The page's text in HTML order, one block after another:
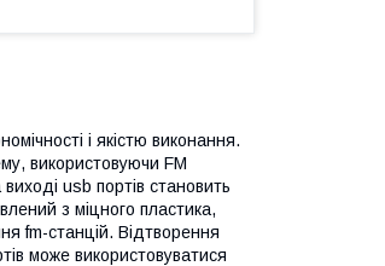
і якістю виконання.
використовуючи FM
usb портів становить
з міцного пластика,
fm-станцій. Відтворення
може використовуватися